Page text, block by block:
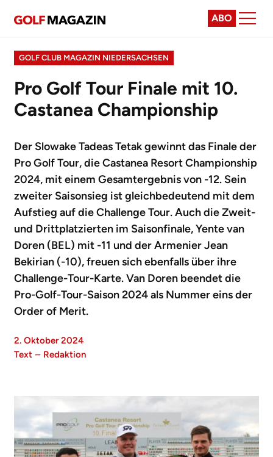
ABO
GOLF CLUB MAGAZIN NIEDERSACHSEN
Pro Golf Tour Finale mit 10.
Castanea Championship
Der Slowake Tadeas Tetak gewinnt das Finale der
Pro Golf Tour, die Castanea Resort Championship
2024, mit einem Gesamtergebnis von -12. Sein
zweiter Saisonsieg ist gleichbedeutend mit dem
Aufstieg auf die Challenge Tour. Auch die Zweit-
und Drittplatzierten im Saisonfinale, Yente van
Doren (BEL) mit -11 und der Armenier Jean
Bekirian (-10), freuen sich ebenfalls über ihre
Challenge-Tour-Karte. Van Doren beendet die
Pro-Golf-Tour-Saison 2024 als Nummer eins der
Order of Merit.
2. Oktober 2024
Text – Redaktion